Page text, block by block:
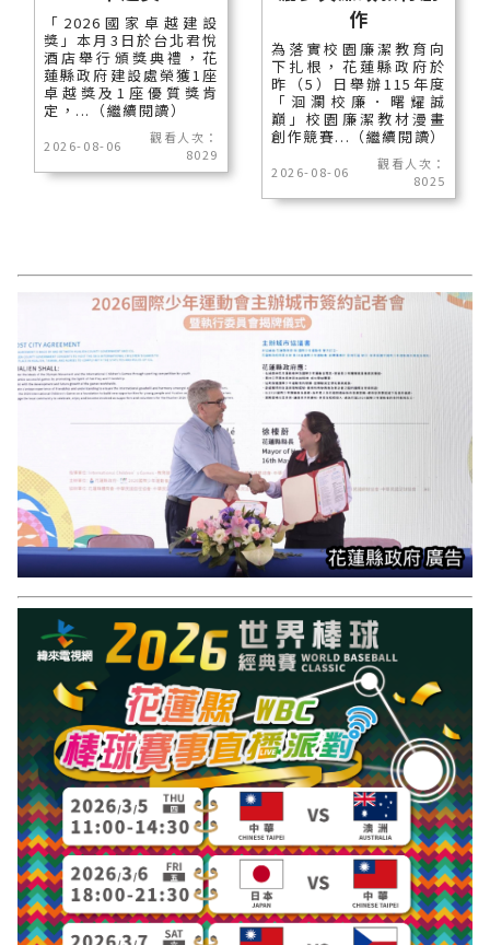
「2026國家卓越建設
獎」本月3日於台北君悅
酒店舉行頒獎典禮，花
蓮縣政府建設處榮獲1座
卓越獎及1座優質獎肯
定，...（繼續閱讀）
2026-08-06
觀看人次：
8029
作
為落實校園廉潔教育向
下扎根，花蓮縣政府於
昨（5）日舉辦115年度
「洄瀾校廉．曙耀誠
巔」校園廉潔教材漫畫
創作競賽...（繼續閱讀）
2026-08-06
觀看人次：
8025